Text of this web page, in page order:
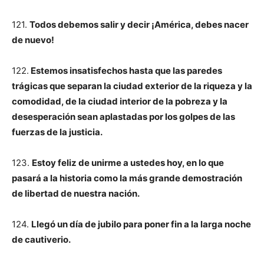
121. Todos debemos salir y decir ¡América, debes nacer
de nuevo!
122. Estemos insatisfechos hasta que las paredes
trágicas que separan la ciudad exterior de la riqueza y la
comodidad, de la ciudad interior de la pobreza y la
desesperación sean aplastadas por los golpes de las
fuerzas de la justicia.
123. Estoy feliz de unirme a ustedes hoy, en lo que
pasará a la historia como la más grande demostración
de libertad de nuestra nación.
124. Llegó un día de jubilo para poner fin a la larga noche
de cautiverio.